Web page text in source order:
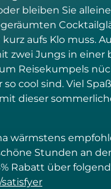
bleiben Sie alleine
aufs Klo muss.
zwei Jungs in einer
Reisekumpels
cool sind. Viel
dieser
wärmstens
Stunden an
Rabatt über